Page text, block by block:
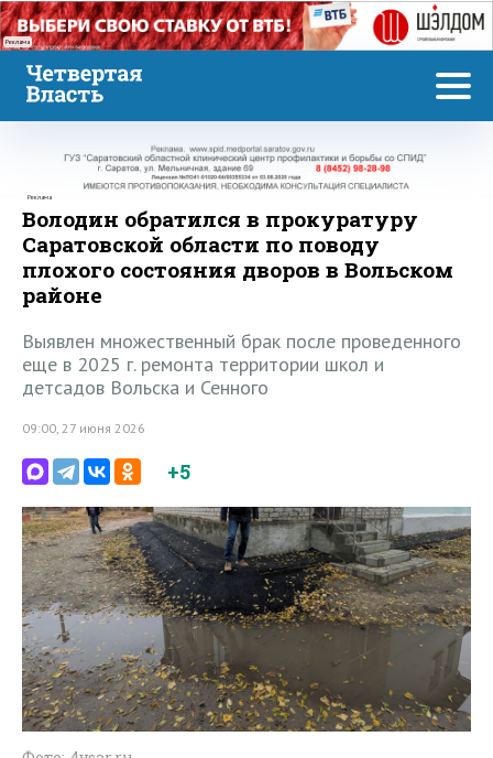
Реклама
Реклама
Володин обратился в прокуратуру
Саратовской области по поводу
плохого состояния дворов в Вольском
районе
Выявлен множественный брак после проведенного
еще в 2025 г. ремонта территории школ и
детсадов Вольска и Сенного
09:00, 27 июня 2026
+5